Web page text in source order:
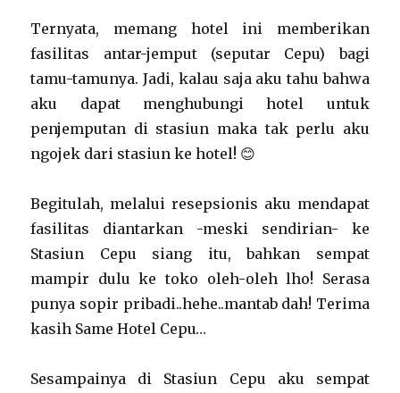
Ternyata, memang hotel ini memberikan
fasilitas antar-jemput (seputar Cepu) bagi
tamu-tamunya. Jadi, kalau saja aku tahu bahwa
aku dapat menghubungi hotel untuk
penjemputan di stasiun maka tak perlu aku
ngojek dari stasiun ke hotel! 😊
Begitulah, melalui resepsionis aku mendapat
fasilitas diantarkan -meski sendirian- ke
Stasiun Cepu siang itu, bahkan sempat
mampir dulu ke toko oleh-oleh lho! Serasa
punya sopir pribadi..hehe..mantab dah! Terima
kasih Same Hotel Cepu…
Sesampainya di Stasiun Cepu aku sempat